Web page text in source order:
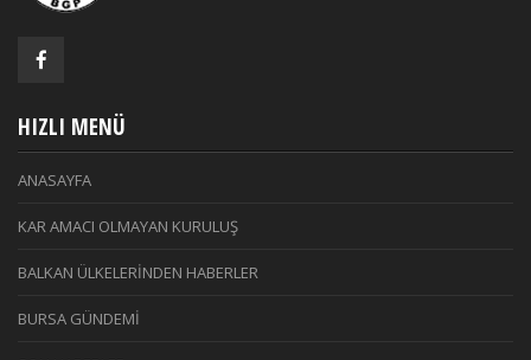
HIZLI MENÜ
ANASAYFA
KAR AMACI OLMAYAN KURULUŞ
BALKAN ÜLKELERİNDEN HABERLER
BURSA GÜNDEMİ